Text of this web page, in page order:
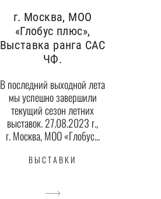
г. Москва, МОО
«Глобус плюс»,
Выставка ранга САС
ЧФ.
В последний выходной лета
мы успешно завершили
текущий сезон летних
выставок. 27.08.2023 г.,
г. Москва, МОО «Глобус...
ВЫСТАВКИ